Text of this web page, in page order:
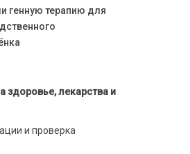
генную терапию для
здоровье, лекарства и
и проверка